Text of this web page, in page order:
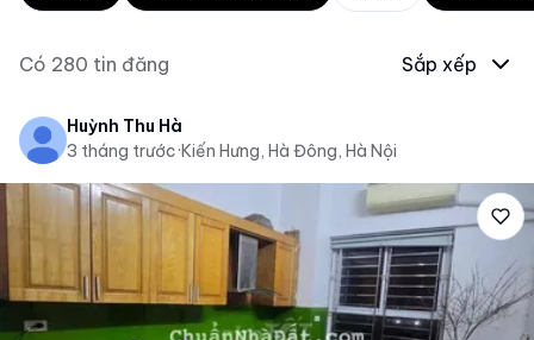
Có 280 tin đăng Sắp xếp
Huỳnh Thu Hà
3 tháng trước·Kiến Hưng, Hà Đông, Hà Nội